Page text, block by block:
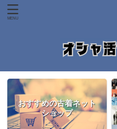
おすすめの古着ネット
ショップ